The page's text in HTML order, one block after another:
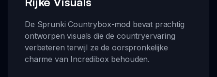
De Sprunki Countrybox-mod bevat prachtig
ontworpen visuals die de countryervaring
verbeteren terwijl ze de oorspronkelijke
charme van Incredibox behouden.